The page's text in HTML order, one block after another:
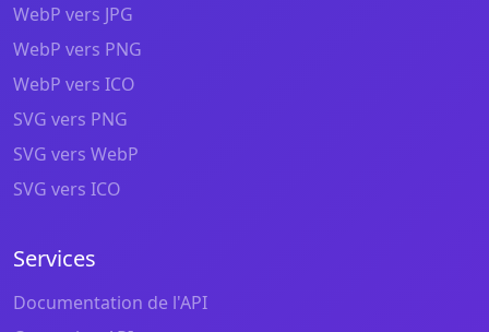
WebP vers JPG
WebP vers PNG
WebP vers ICO
SVG vers PNG
SVG vers WebP
SVG vers ICO
Services
Documentation de l'API